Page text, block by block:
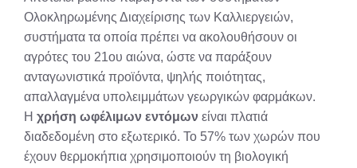
Ολοκληρωμένης Διαχείρισης των Καλλιεργειών,
συστήματα τα οποία πρέπει να ακολουθήσουν οι
αγρότες του 21ου αιώνα, ώστε να παράξουν
ανταγωνιστικά προϊόντα, ψηλής ποιότητας,
απαλλαγμένα υπολειμμάτων γεωργικών φαρμάκων.
Η χρήση ωφέλιμων εντόμων είναι πλατιά
διαδεδομένη στο εξωτερικό. Το 57% των χωρών που
έχουν θερμοκήπια χρησιμοποιούν τη βιολογική